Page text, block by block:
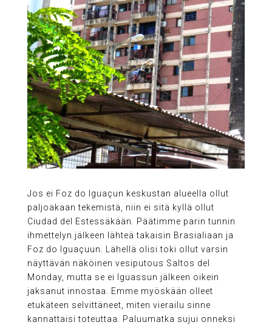
Jos ei Foz do Iguaçun keskustan alueella ollut
paljoakaan tekemistä, niin ei sitä kyllä ollut
Ciudad del Estessäkään. Päätimme parin tunnin
ihmettelyn jälkeen lähteä takaisin Brasialiaan ja
Foz do Iguaçuun. Lähellä olisi toki ollut varsin
näyttävän näköinen vesiputous Saltos del
Monday, mutta se ei Iguassun jälkeen oikein
jaksanut innostaa. Emme myöskään olleet
etukäteen selvittäneet, miten vierailu sinne
kannattaisi toteuttaa. Paluumatka sujui onneksi